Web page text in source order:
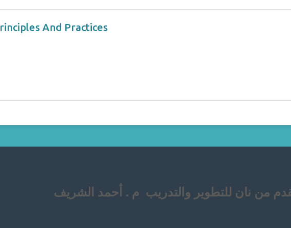
And Practices
من نان للتطوير والتدريب م . أحمد الشريف